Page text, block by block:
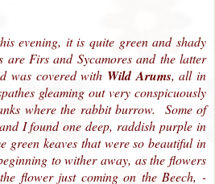
evening, it is quite green and shady
are Firs and Sycamores and the latter
was covered with Wild Arums, all in
gleaming out very conspicuously
where the rabbit burrow. Some of
I found one deep, raddish purple in
green keaves that were so beautiful in
to wither away, as the flowers
flower just coming on the Beech, -